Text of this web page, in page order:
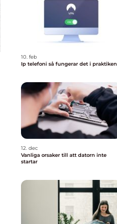
10. feb
Ip telefoni så fungerar det i praktiken
12. dec
Vanliga orsaker till att datorn inte
startar